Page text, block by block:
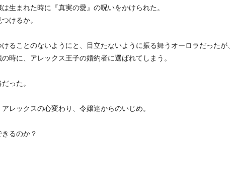
生まれた時に『真実の愛』の呪いをかけられた。
けるか。
ることのないようにと、目立たないように振る舞うオーロラだったが、
時に、アレックス王子の婚約者に選ばれてしまう。
った。
レックスの心変わり、令嬢達からのいじめ。
るのか？